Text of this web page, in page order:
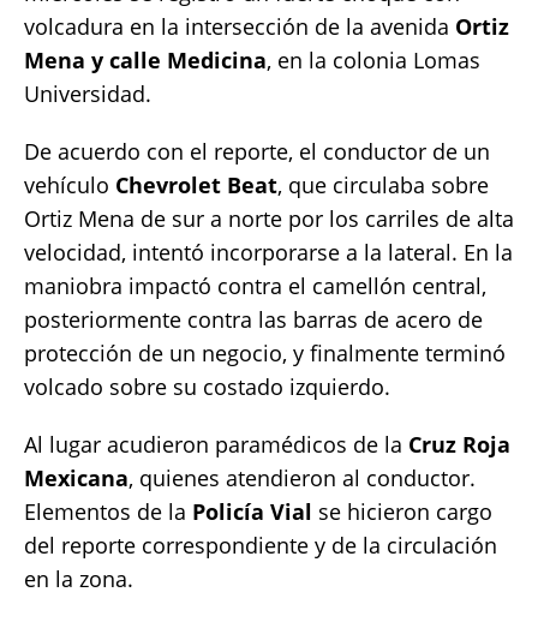
volcadura en la intersección de la avenida Ortiz
Mena y calle Medicina, en la colonia Lomas
Universidad.
De acuerdo con el reporte, el conductor de un
vehículo Chevrolet Beat, que circulaba sobre
Ortiz Mena de sur a norte por los carriles de alta
velocidad, intentó incorporarse a la lateral. En la
maniobra impactó contra el camellón central,
posteriormente contra las barras de acero de
protección de un negocio, y finalmente terminó
volcado sobre su costado izquierdo.
Al lugar acudieron paramédicos de la Cruz Roja
Mexicana, quienes atendieron al conductor.
Elementos de la Policía Vial se hicieron cargo
del reporte correspondiente y de la circulación
en la zona.